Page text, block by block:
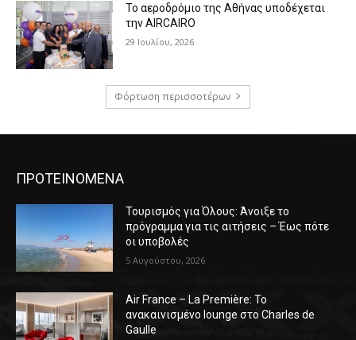
Το αεροδρόμιο της Αθήνας υποδέχεται
την AIRCAIRO
29 Ιουλίου, 2026
Φόρτωση περισσοτέρων
ΠΡΟΤΕΙΝΟΜΕΝΑ
Τουρισμός για Όλους: Άνοιξε το
πρόγραμμα για τις αιτήσεις – Έως πότε
οι υποβολές
5 Αυγούστου, 2026
Air France – La Première: Το
ανακαινισμένο lounge στο Charles de
Gaulle